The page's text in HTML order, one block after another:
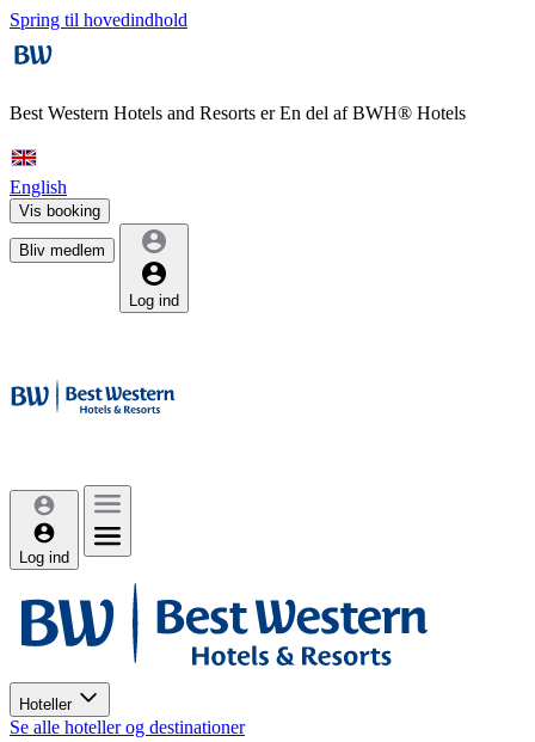
Spring til hovedindhold
Best Western Hotels and Resorts erEn del af BWH® Hotels
English
Vis booking
Bliv medlem
Log ind
Log ind
Hoteller
Se alle hoteller og destinationer